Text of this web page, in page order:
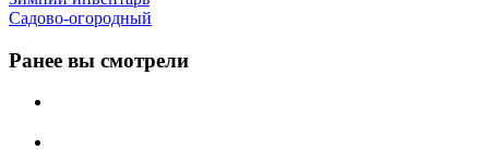
Садово-огородный
Ранее вы смотрели